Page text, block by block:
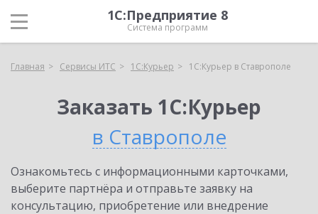
1С:Предприятие 8
Система программ
Главная Сервисы ИТС 1С:Курьер 1С:Курьер в Ставрополе
Заказать 1С:Курьер
в Ставрополе
Ознакомьтесь с информационными карточками,
выберите партнёра и отправьте заявку на
консультацию, приобретение или внедрение